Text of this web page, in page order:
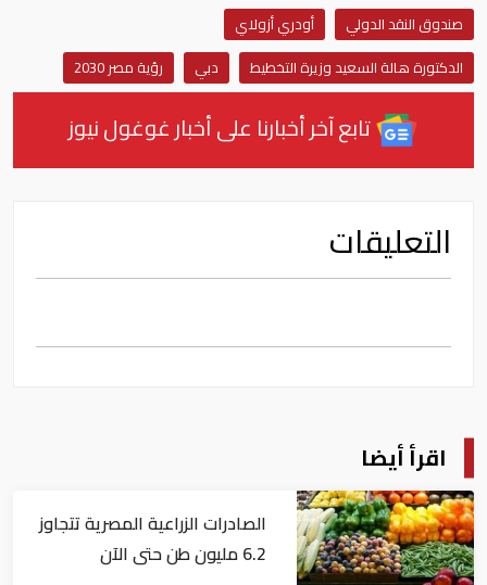
صندوق النقد الدولي
أودري أزولاي
الدكتورة هالة السعيد وزيرة التخطيط
دبي رؤية مصر 2030
تابع آخر أخبارنا على أخبار غوغول نيوز
التعليقات
اقرأ أيضا
الصادرات الزراعية المصرية تتجاوز
6.2 مليون طن حتى الآن